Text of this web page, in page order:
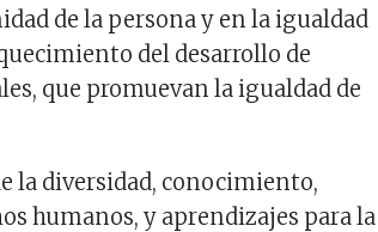
de la persona y en la igualdad
del desarrollo de
que promuevan la igualdad de
la diversidad, conocimiento,
humanos, y aprendizajes para la